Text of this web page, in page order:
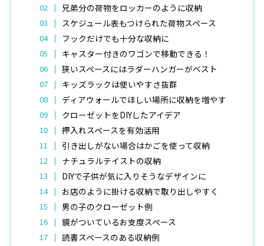
兄弟分の荷物をロッカーのように収納
スケジュール表もつけられた荷物スペース
フックだけでも十分な収納に
キャスター付きのワゴンで移動できる！
狭いスペースにはラダーハンガーがベスト
キッズラックは使いやすさ抜群
ディアウォールでほしい場所に収納を増やす
クローゼットをDIYしたアイデア
押入れスペースを有効活用
引き出しがない場合はかごを使って収納
ナチュラルテイストの収納
DIYで子供が気に入りそうなデザインに
お店のように掛ける収納で取り出しやすく
男の子のクローゼット例
鏡がついているお支度スペース
読書スペースのある収納例